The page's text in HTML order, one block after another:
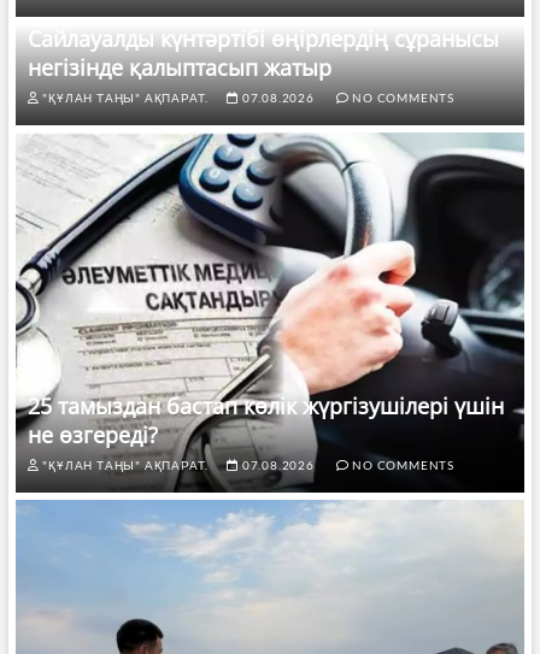
Сайлауалды күнтәртібі өңірлердің сұранысы
негізінде қалыптасып жатыр
"ҚҰЛАН ТАҢЫ" АҚПАРАТ. 07.08.2026 NO COMMENTS
25 тамыздан бастап көлік жүргізушілері үшін
не өзгереді?
"ҚҰЛАН ТАҢЫ" АҚПАРАТ. 07.08.2026 NO COMMENTS